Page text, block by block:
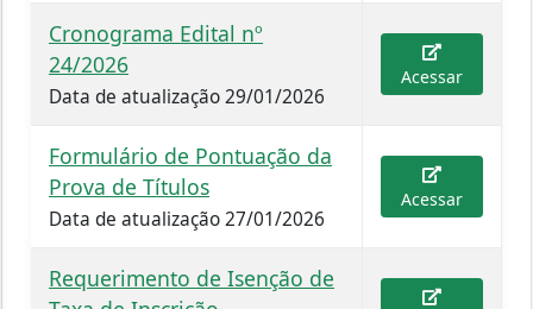
Cronograma Edital nº
24/2026
Data de atualização 29/01/2026
Acessar
Formulário de Pontuação da
Prova de Títulos
Data de atualização 27/01/2026
Acessar
Requerimento de Isenção de